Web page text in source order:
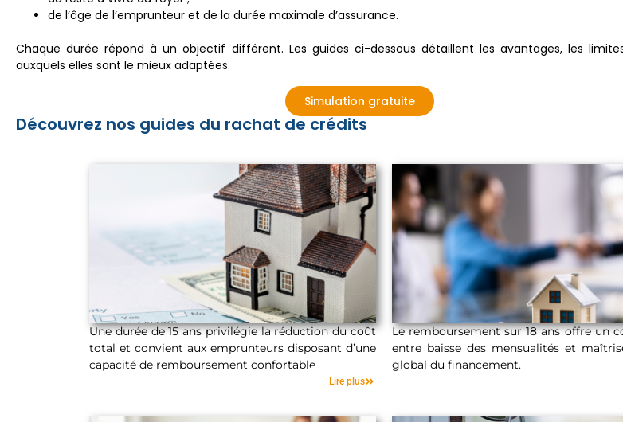
de l’âge de l’emprunteur et de la durée maximale d’assurance.
Chaque durée répond à un objectif différent. Les guides ci-dessous détaillent les avantages, les
auxquels elles sont le mieux adaptées.
Simulation gratuite
Découvrez nos guides du rachat de crédits
Une durée de 15 ans privilégie la réduction du coût
total et convient aux emprunteurs disposant d’une
capacité de remboursement confortable.
Lire plus
Le remboursement sur 18 ans offre un
entre baisse des mensualités et
global du financement.